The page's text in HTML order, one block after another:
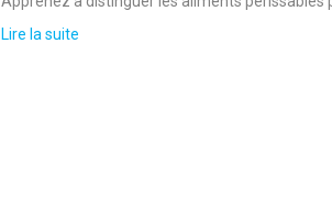
Lire la suite